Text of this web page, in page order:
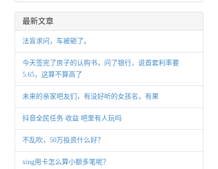
最新文章
法盲求问，车被砸了。
今天签完了房子的认购书，问了银行，说首套利率要
5.65，这算不算高了
未来的亲家吧友们，有没好听的女孩名，有果
抖音全民任务 收益 吧里有人玩吗
不乱吹，50万投资什么好？
xing用卡怎么算小额多笔呢？